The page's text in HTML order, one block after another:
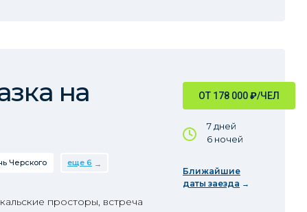
ОТ 178 000₽/ЧЕЛ
7 дней
6 ночей
Ближайшие
даты заезда
на
Черского еще 6
просторы, встреча